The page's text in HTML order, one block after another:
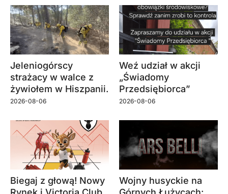
Jeleniogórscy
strażacy w walce z
żywiołem w Hiszpanii.
2026-08-06
Weź udział w akcji
„Świadomy
Przedsiębiorca”
2026-08-06
Biegaj z głową! Nowy
Wojny husyckie na